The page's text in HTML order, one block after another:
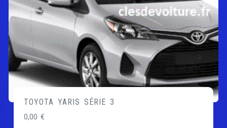
TOYOTA YARIS SÉRIE 3
0,00€